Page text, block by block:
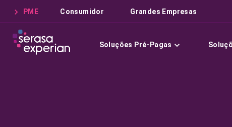
PME Consumidor Grandes Empresas
Soluções Pré-Pagas